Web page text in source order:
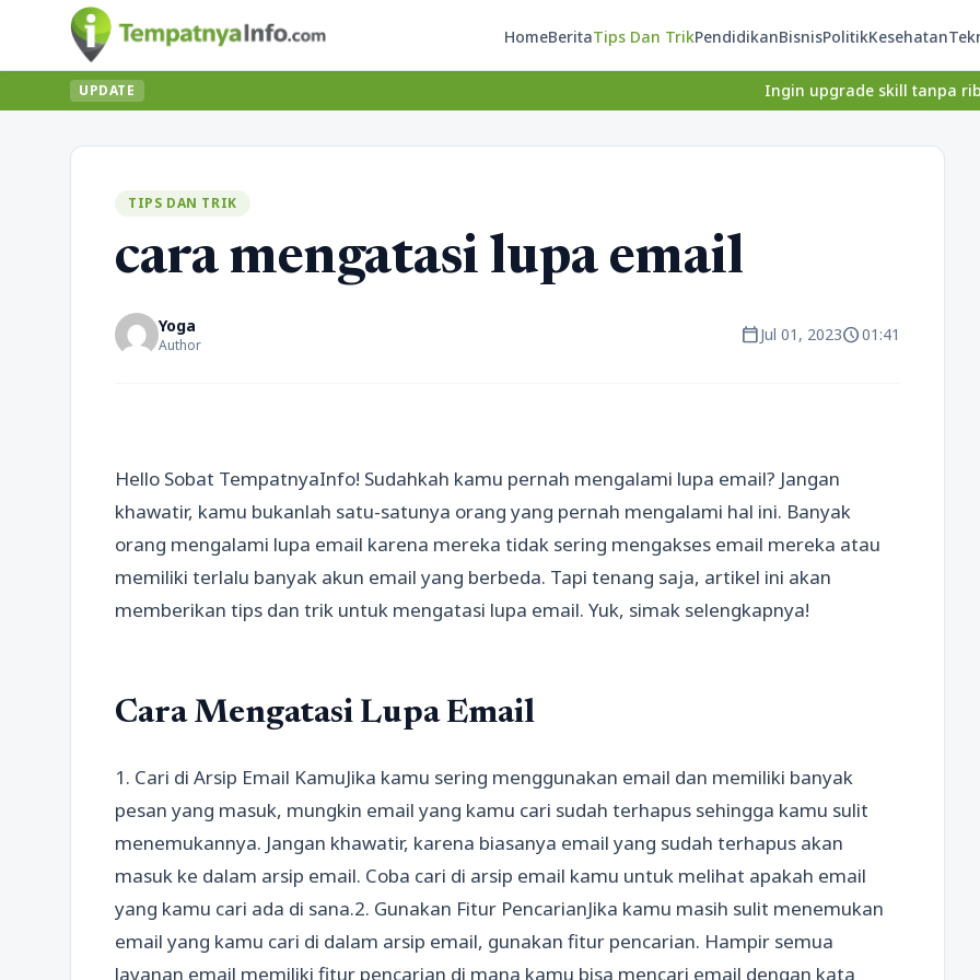
HomeBeritaTips Dan TrikPendidikanBisnisPolitikKesehatan
UPDATE Ingin upgrade skill tanpa ribet?
TIPS DAN TRIK
cara mengatasi lupa email
Yoga
Author calendar_todayJul 01, 2023schedule01:41
Hello Sobat TempatnyaInfo! Sudahkah kamu pernah mengalami lupa email? Jangan
khawatir, kamu bukanlah satu-satunya orang yang pernah mengalami hal ini. Banyak
orang mengalami lupa email karena mereka tidak sering mengakses email mereka atau
memiliki terlalu banyak akun email yang berbeda. Tapi tenang saja, artikel ini akan
memberikan tips dan trik untuk mengatasi lupa email. Yuk, simak selengkapnya!
Cara Mengatasi Lupa Email
1. Cari di Arsip Email KamuJika kamu sering menggunakan email dan memiliki banyak
pesan yang masuk, mungkin email yang kamu cari sudah terhapus sehingga kamu sulit
menemukannya. Jangan khawatir, karena biasanya email yang sudah terhapus akan
masuk ke dalam arsip email. Coba cari di arsip email kamu untuk melihat apakah email
yang kamu cari ada di sana.2. Gunakan Fitur PencarianJika kamu masih sulit menemukan
email yang kamu cari di dalam arsip email, gunakan fitur pencarian. Hampir semua
layanan email memiliki fitur pencarian di mana kamu bisa mencari email dengan kata